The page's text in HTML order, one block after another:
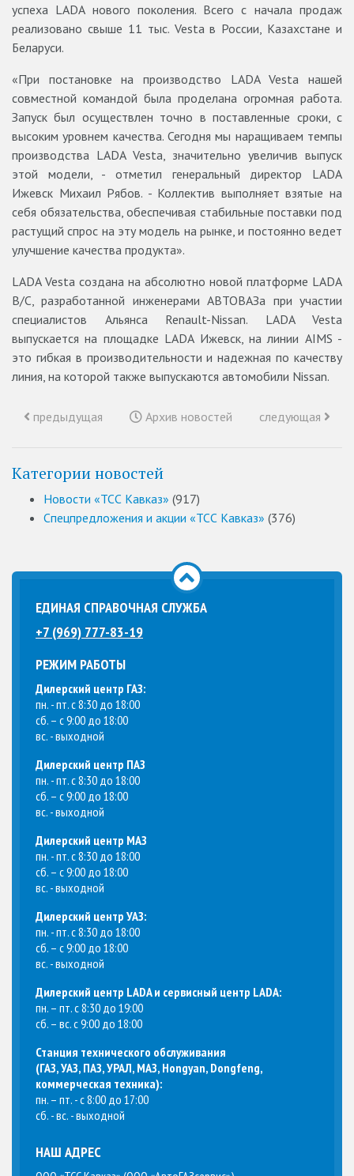
успеха LADA нового поколения. Всего с начала продаж
реализовано свыше 11 тыс. Vesta в России, Казахстане и
Беларуси.
«При постановке на производство LADA Vesta нашей
совместной командой была проделана огромная работа.
Запуск был осуществлен точно в поставленные сроки, с
высоким уровнем качества. Сегодня мы наращиваем темпы
производства LADA Vesta, значительно увеличив выпуск
этой модели, - отметил генеральный директор LADA
Ижевск Михаил Рябов. - Коллектив выполняет взятые на
себя обязательства, обеспечивая стабильные поставки под
растущий спрос на эту модель на рынке, и постоянно ведет
улучшение качества продукта».
LADA Vesta создана на абсолютно новой платформе LADA
B/С, разработанной инженерами АВТОВАЗа при участии
специалистов Альянса Renault-Nissan. LADA Vesta
выпускается на площадке LADA Ижевск, на линии AIMS -
это гибкая в производительности и надежная по качеству
линия, на которой также выпускаются автомобили Nissan.
предыдущая Архив новостей следующая
Категории новостей
Новости «ТСС Кавказ» (917)
Спецпредложения и акции «ТСС Кавказ» (376)
ЕДИНАЯ СПРАВОЧНАЯ СЛУЖБА
+7 (969) 777-83-19
РЕЖИМ РАБОТЫ
Дилерский центр ГАЗ:
пн. - пт. с 8:30 до 18:00
сб. – с 9:00 до 18:00
вс. - выходной
Дилерский центр ПАЗ
пн. - пт. с 8:30 до 18:00
сб. – с 9:00 до 18:00
вс. - выходной
Дилерский центр МАЗ
пн. - пт. с 8:30 до 18:00
сб. – с 9:00 до 18:00
вс. - выходной
Дилерский центр УАЗ:
пн. - пт. с 8:30 до 18:00
сб. – с 9:00 до 18:00
вс. - выходной
Дилерский центр LADA и сервисный центр LADA:
пн. – пт. с 8:30 до 19:00
сб. – вс. с 9:00 до 18:00
Станция технического обслуживания
(ГАЗ, УАЗ, ПАЗ, УРАЛ, МАЗ, Hongyan, Dongfeng,
коммерческая техника):
пн. – пт. - с 8:00 до 17:00
сб. - вс. - выходной
НАШ АДРЕС